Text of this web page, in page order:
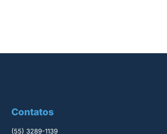
Contatos
(55) 3289-1139